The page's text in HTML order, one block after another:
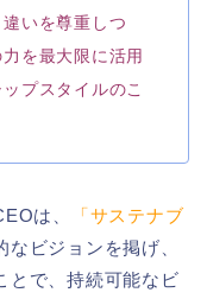
いを尊重しつ
を最大限に活用
プスタイルのこ
は、
「サステナブ
なビジョンを掲げ、
とで、持続可能なビ